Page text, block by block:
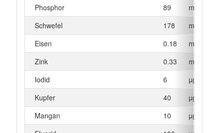
Phosphor
89
mg
Schwefel
178
mg
Eisen
0.18
mg
Zink
0.33
mg
Iodid
6
µg
Kupfer
40
µg
Mangan
10
µg